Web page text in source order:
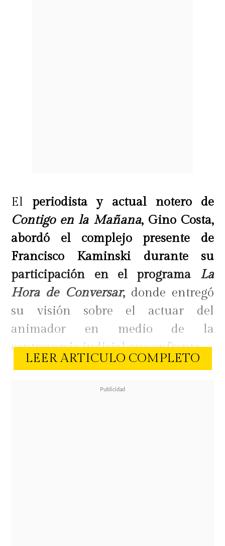
El periodista y actual notero de
Contigo en la Mañana, Gino Costa,
abordó el complejo presente de
Francisco Kaminski durante su
participación en el programa La
Hora de Conversar,donde entregó
su visión sobre el actuar del
animador en medio de la
controversia judicial que enfrenta.
En la conversación, Costa reconoció
LEER ARTICULO COMPLETO